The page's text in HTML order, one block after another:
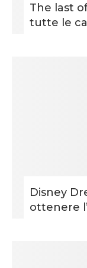
The last
tutte le
Disney
ottenere